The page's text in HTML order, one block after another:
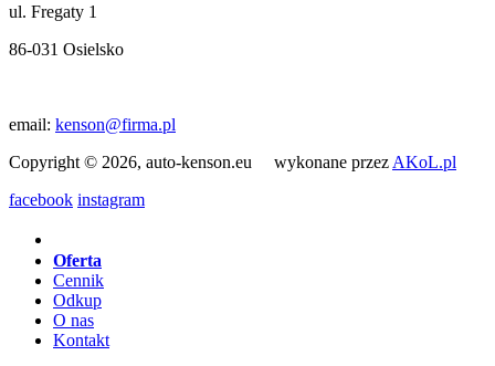
ul. Fregaty 1
86-031 Osielsko
email: kenson@firma.pl
Copyright © 2026, auto-kenson.eu wykonane przez AKoL.pl
facebook instagram
Oferta
Cennik
Odkup
O nas
Kontakt